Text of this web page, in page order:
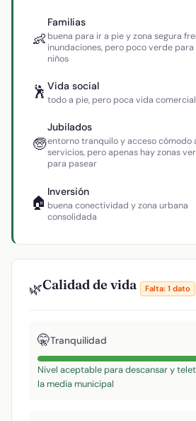
👶
Familias
buena para ir a pie y zona segura
inundaciones, pero poco verde para
niños
🕺 Vida social
todo a pie, pero poca vida comercial
🧓
Jubilados
entorno tranquilo y acceso cómodo
servicios, pero apenas hay zonas
para pasear
🏠
Inversión
buena conectividad y zona urbana
consolidada
🌿Calidad de vida Falta: 1 dato
🤫Tranquilidad
Nivel aceptable para descansar y
la media municipal